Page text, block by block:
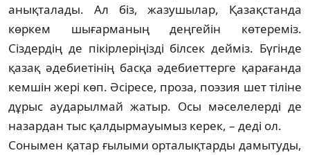
анықталады. Ал біз, жа­зушылар, Қазақстанда
көркем шы­ғар­ма­ның деңгейін көтереміз.
Сіздердің де пі­кір­ле­ріңізді білсек дейміз. Бүгінде
қазақ әде­бие­тінің басқа әдебиеттерге қарағанда
кем­шін жері көп. Әсіресе, проза, поэзия шет ті­ліне
дұрыс аударылмай жатыр. Осы мә­се­­лелерді де
назардан тыс қалдырмауымыз ке­рек, – деді ол.
Сонымен қатар ғылыми орталықтарды да­мытуды,